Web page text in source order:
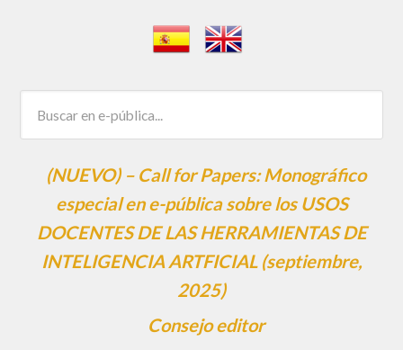
(NUEVO) – Call for Papers: Monográfico
especial en e-pública sobre los USOS
DOCENTES DE LAS HERRAMIENTAS DE
INTELIGENCIA ARTFICIAL (septiembre,
2025)
Consejo editor